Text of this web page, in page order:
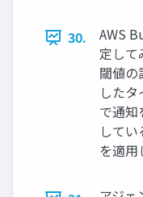
30.
AWS
定して
閾値の
した
で通知
して
を適用